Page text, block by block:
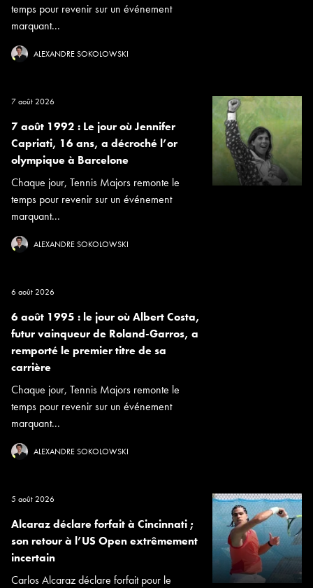
temps pour revenir sur un événement
marquant...
ALEXANDRE SOKOLOWSKI
7 août 2026
7 août 1992 : Le jour où Jennifer
Capriati, 16 ans, a décroché l’or
olympique à Barcelone
Chaque jour, Tennis Majors remonte le
temps pour revenir sur un événement
marquant...
ALEXANDRE SOKOLOWSKI
6 août 2026
6 août 1995 : le jour où Albert Costa,
futur vainqueur de Roland-Garros, a
remporté le premier titre de sa
carrière
Chaque jour, Tennis Majors remonte le
temps pour revenir sur un événement
marquant...
ALEXANDRE SOKOLOWSKI
5 août 2026
Alcaraz déclare forfait à Cincinnati ;
son retour à l’US Open extrêmement
incertain
Carlos Alcaraz déclare forfait pour le